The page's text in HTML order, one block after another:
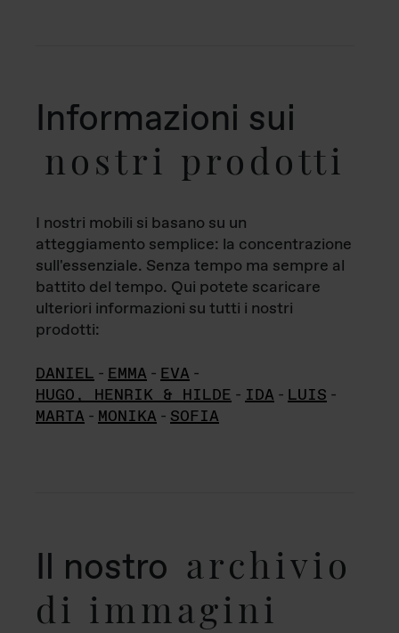
Informazioni sui
nostri prodotti
I nostri mobili si basano su un
atteggiamento semplice: la concentrazione
sull'essenziale. Senza tempo ma sempre al
battito del tempo. Qui potete scaricare
ulteriori informazioni su tutti i nostri
prodotti:
DANIEL - EMMA - EVA -
HUGO, HENRIK & HILDE - IDA - LUIS -
MARTA - MONIKA - SOFIA
Il nostro archivio
di immagini